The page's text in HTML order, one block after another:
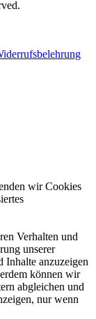
wir Cookies
Verhalten und
unserer
Inhalte anzuzeigen
können wir
abgleichen und
nur wenn